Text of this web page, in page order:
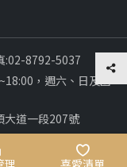
:02-8792-5037
，週六、日及國
大道一段207號
覽更順暢